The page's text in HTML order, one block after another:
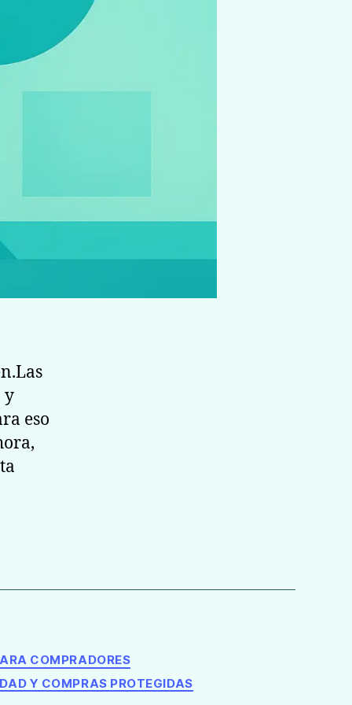
y
eso
COMPRADORES
Y COMPRAS PROTEGIDAS